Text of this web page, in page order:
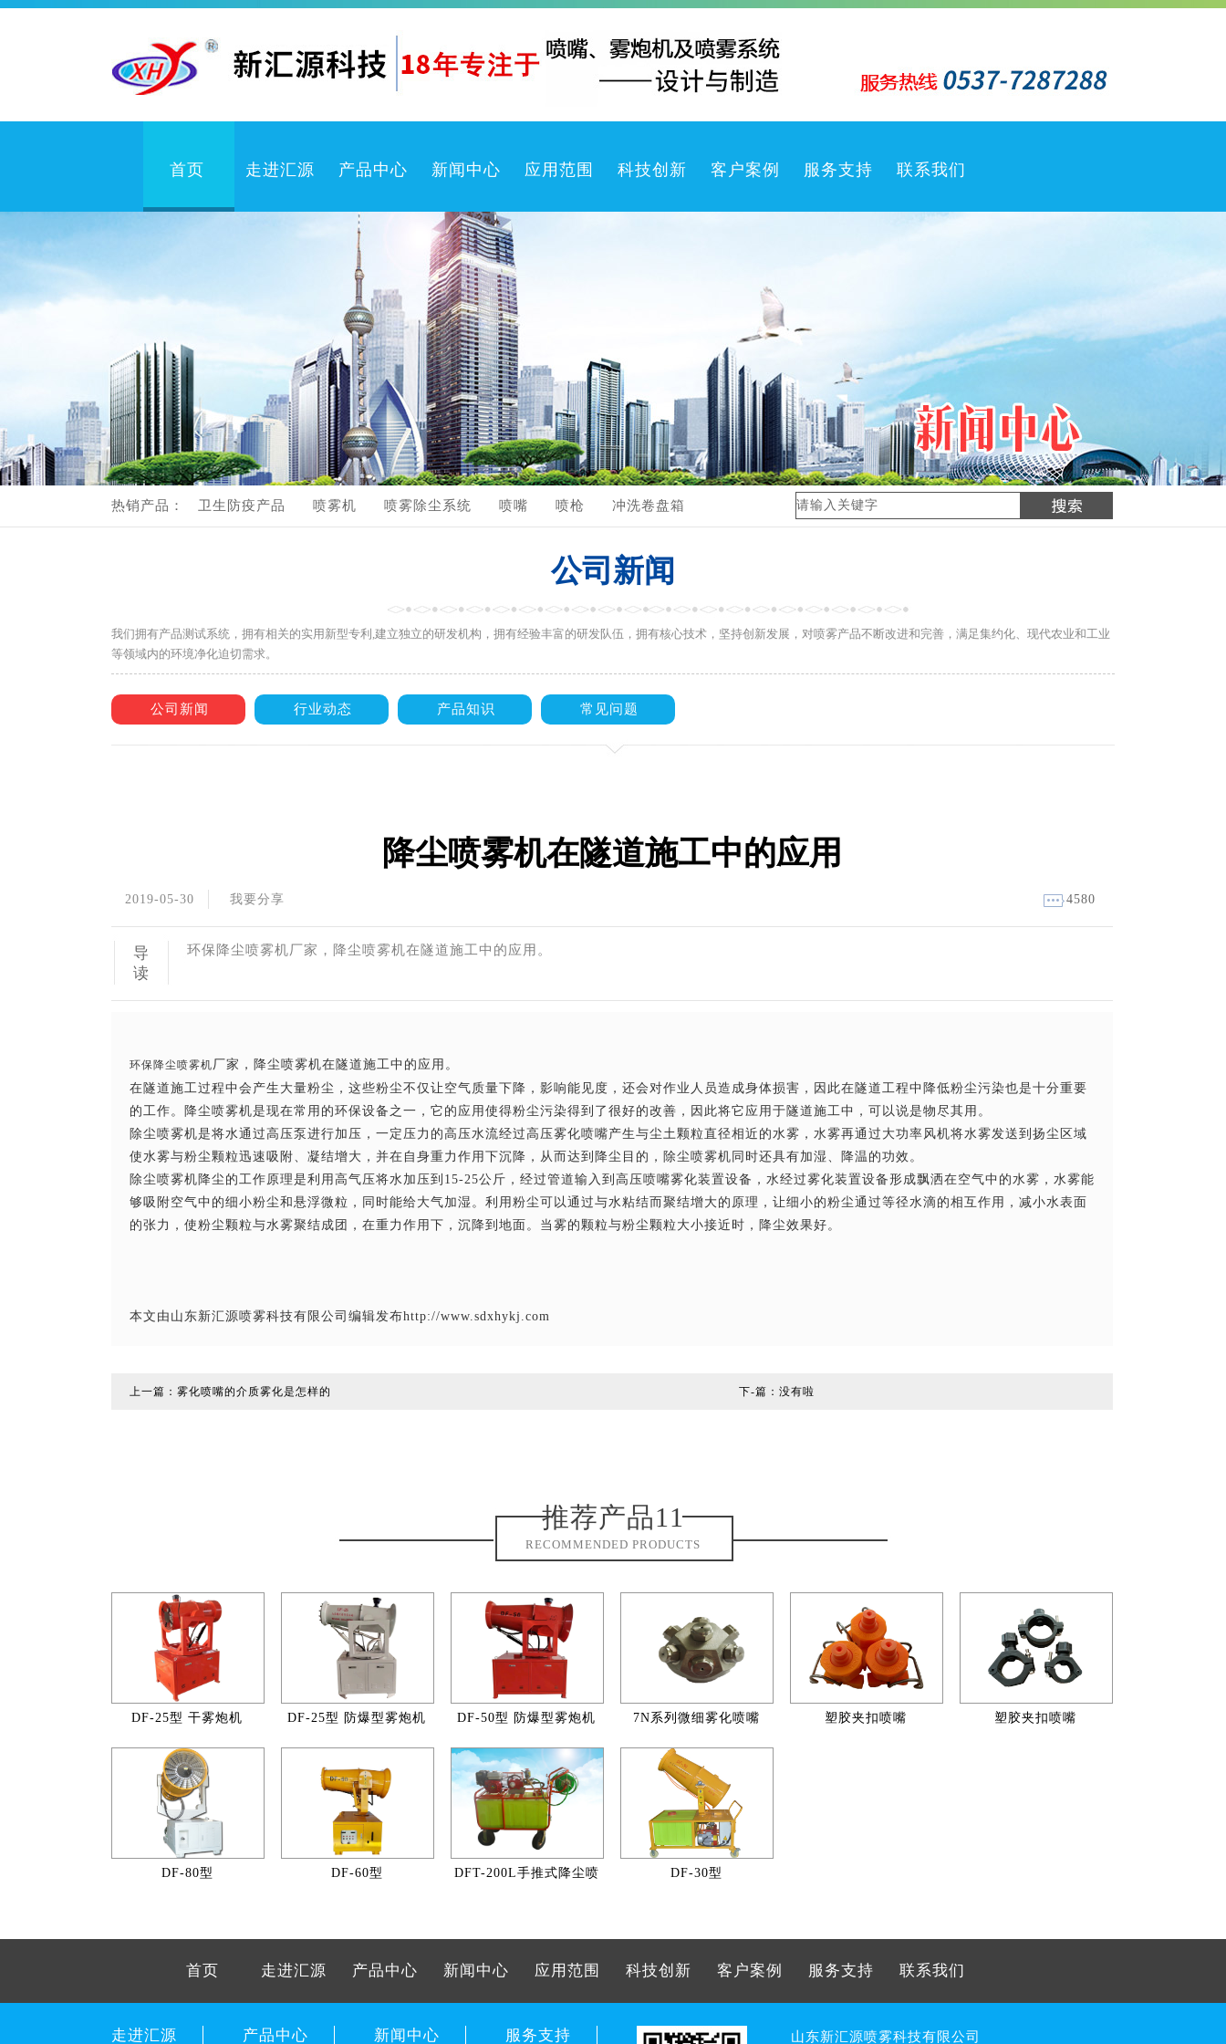
首页 走进汇源
企业文化
公司简介
检测中心
体系认证
产品中心
卫生防疫产品
喷雾机
喷嘴
喷枪
冲洗卷盘箱
喷雾系统
流体管路配件
产品视频展示
新闻中心
公司新闻
行业动态
产品知识
常见问题
应用范围 科技创新 客户案例 服务支持 联系我们
热销产品： 卫生防疫产品 喷雾机 喷雾除尘系统 喷嘴 喷枪 冲洗卷盘箱
公司新闻
我们拥有产品测试系统，拥有相关的实用新型专利,建立独立的研发机构，拥有经验丰富的研发队伍，拥有核心技术，坚持创新发展，对喷雾产品不断改进和完善，满足集约化、现代农业和工业
等领域内的环境净化迫切需求。
公司新闻 行业动态 产品知识 常见问题
降尘喷雾机在隧道施工中的应用
2019-05-30 我要分享 4580
导
读
环保降尘喷雾机​厂家，降尘喷雾机在隧道施工中的应用。
环保降尘喷雾机厂家，降尘喷雾机在隧道施工中的应用。
在隧道施工过程中会产生大量粉尘，这些粉尘不仅让空气质量下降，影响能见度，还会对作业人员造成身体损害，因此在隧道工程中降低粉尘污染也是十分重要
的工作。降尘喷雾机是现在常用的环保设备之一，它的应用使得粉尘污染得到了很好的改善，因此将它应用于隧道施工中，可以说是物尽其用。
除尘喷雾机是将水通过高压泵进行加压，一定压力的高压水流经过高压雾化喷嘴产生与尘土颗粒直径相近的水雾，水雾再通过大功率风机将水雾发送到扬尘区域
使水雾与粉尘颗粒迅速吸附、凝结增大，并在自身重力作用下沉降，从而达到降尘目的，除尘喷雾机同时还具有加湿、降温的功效。
除尘喷雾机降尘的工作原理是利用高气压将水加压到15-25公斤，经过管道输入到高压喷嘴雾化装置设备，水经过雾化装置设备形成飘洒在空气中的水雾，水雾能
够吸附空气中的细小粉尘和悬浮微粒，同时能给大气加湿。利用粉尘可以通过与水粘结而聚结增大的原理，让细小的粉尘通过等径水滴的相互作用，减小水表面
的张力，使粉尘颗粒与水雾聚结成团，在重力作用下，沉降到地面。当雾的颗粒与粉尘颗粒大小接近时，降尘效果好。
本文由山东新汇源喷雾科技有限公司编辑发布http://www.sdxhykj.com
上一篇： 雾化喷嘴的介质雾化是怎样的 下-篇：没有啦
推荐产品11
RECOMMENDED PRODUCTS
DF-25型 干雾炮机 DF-25型 防爆型雾炮机 DF-50型 防爆型雾炮机 7N系列微细雾化喷嘴 塑胶夹扣喷嘴 塑胶夹扣喷嘴
DF-80型 DF-60型 DFT-200L手推式降尘喷 DF-30型
首页 走进汇源 产品中心 新闻中心 应用范围 科技创新 客户案例 服务支持 联系我们
走进汇源 产品中心 新闻中心 服务支持 山东新汇源喷雾科技有限公司